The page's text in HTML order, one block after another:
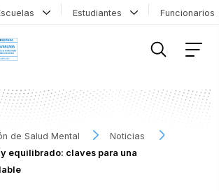
Estudiantes
de Salud Mental
Noticias
equilibrado: claves para una